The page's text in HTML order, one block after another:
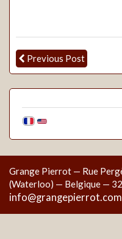
Previous Post
Grange Pierrot — Rue
(Waterloo) — Belgique —
info@grangepierrot.com